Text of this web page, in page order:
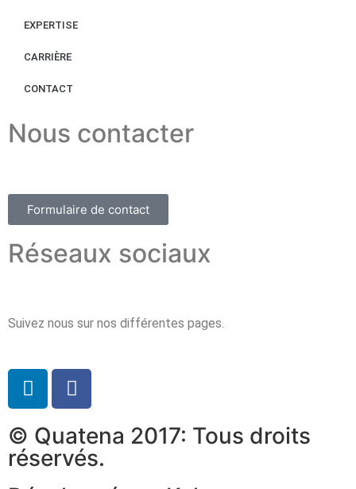
EXPERTISE
CARRIÈRE
CONTACT
Nous contacter
Formulaire de contact
Réseaux sociaux
Suivez nous sur nos différentes pages.
© Quatena 2017: Tous droits
réservés.